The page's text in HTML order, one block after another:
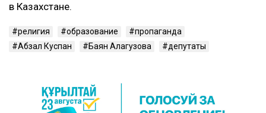
в Казахстане.
религия образование
пропаганда
Абзал Куспан
Баян Алагузова депутаты